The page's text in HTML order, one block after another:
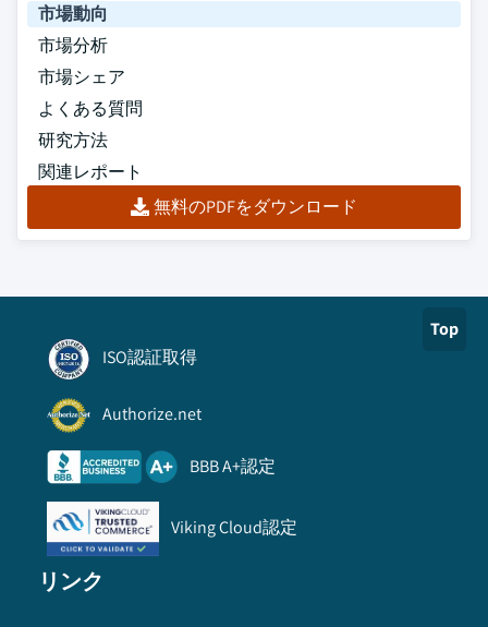
市場動向
市場分析
市場シェア
よくある質問
研究方法
関連レポート
無料のPDFをダウンロード
Top
ISO認証取得
Authorize.net
BBB A+認定
Viking Cloud認定
リンク